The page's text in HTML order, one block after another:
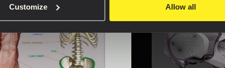
Customize Allow all